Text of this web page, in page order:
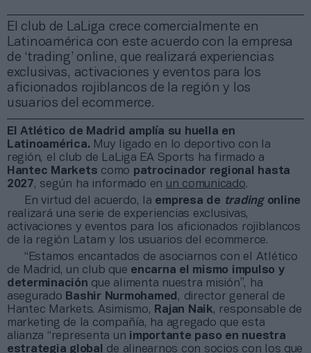
El club de LaLiga crece comercialmente en
Latinoamérica con este acuerdo con la empresa
de ‘trading’ online, que realizará experiencias
exclusivas, activaciones y eventos para los
aficionados rojiblancos de la región y los
usuarios del ecommerce.
El Atlético de Madrid amplía su huella en
Latinoamérica. Muy ligado en lo deportivo con la
región, el club de LaLiga EA Sports ha firmado a
Hantec Markets como patrocinador regional hasta
2027, según ha informado en un comunicado.
En virtud del acuerdo, la empresa de tradingonline
realizará una serie de experiencias exclusivas,
activaciones y eventos para los aficionados rojiblancos
de la región Latam y los usuarios del ecommerce.
“Estamos encantados de asociarnos con el Atlético
de Madrid, un club que encarna el mismo impulso y
determinación que alimenta nuestra misión”, ha
asegurado Bashir Nurmohamed , director general de
Hantec Markets. Asimismo, Rajan Naik, responsable de
marketing de la compañía, ha agregado que esta
alianza “representa un importante paso en nuestra
estrategia global de alinearnos con socios con los que